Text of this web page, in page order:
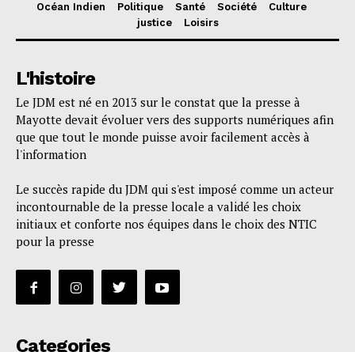
Océan Indien
Politique Santé Société
Culture
justice
Loisirs
L'histoire
Le JDM est né en 2013 sur le constat que la presse à
Mayotte devait évoluer vers des supports numériques afin
que que tout le monde puisse avoir facilement accès à
l'information
Le succès rapide du JDM qui s'est imposé comme un acteur
incontournable de la presse locale a validé les choix
initiaux et conforte nos équipes dans le choix des NTIC
pour la presse
Categories